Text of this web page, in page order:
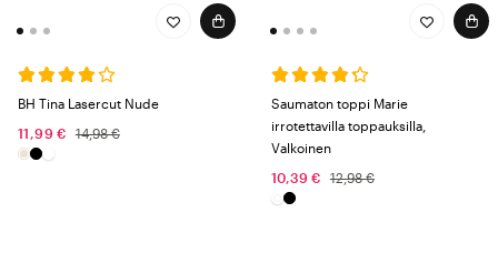
BH Tina Lasercut Nude
11,99 €
14,98 €
Saumaton toppi Marie
irrotettavilla toppauksilla,
Valkoinen
10,39 €
12,98 €